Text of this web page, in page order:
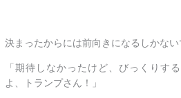
決まったからには前向きになるしかない
「期待しなかったけど、びっくりす
よ、トランプさん！」